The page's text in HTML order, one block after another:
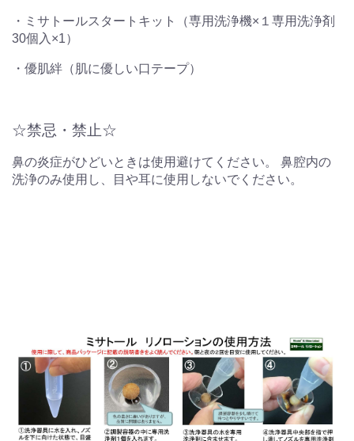
・ミサトールスタートキット（専用洗浄機×１専用洗浄剤
30個入×1）
・優肌絆（肌に優しい口テープ）
☆禁忌・禁止☆
鼻の炎症がひどいときは使用避けてください。 鼻腔内の
洗浄のみ使用し、目や耳に使用しないでください。